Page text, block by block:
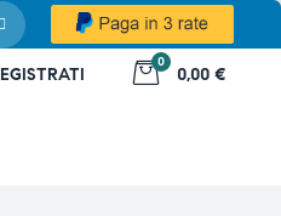
0
0,00 €